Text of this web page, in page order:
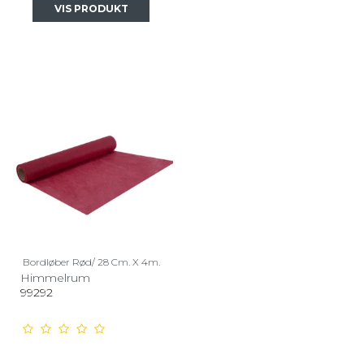
VIS PRODUKT
Bordløber Rød/ 28 Cm. X 4m.
Himmelrum
99292